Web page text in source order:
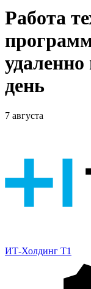
Работа
день
7 августа
ИТ-Холдинг Т1